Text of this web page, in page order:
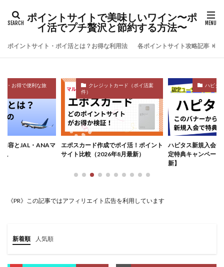
ポイントサイトで美味しいワイン〜ポ
イ活でプチ贅沢と節約する方法〜
ポイントサイト・ポイ活とは？お得な利用法 各ポイントサイト攻略記事
ー・お得で便利な旅
内容とJAL・ANAマ
説
クレジットカード（ポイ活案
件）
エポスカード作成でポイ活！ポイント
サイト比較（2026年8月最新）
ハピタ
ハピタス新規入会
定特典キャンペー
新】
《PR》この記事ではアフィリエイト広告を利用しています
新着順 人気順